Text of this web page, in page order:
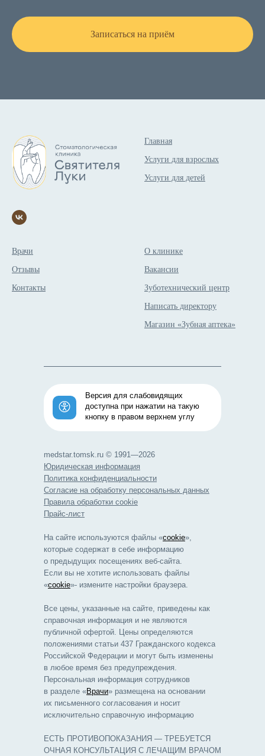
Записаться на приём
Главная
Услуги для взрослых
Услуги для детей
Врачи
Отзывы
Контакты
О клинике
Вакансии
Зуботехнический центр
Написать директору
Магазин «Зубная аптека»
medstar.tomsk.ru © 1991—2026
Юридическая информация
Политика конфиденциальности
Согласие на обработку персональных данных
Правила обработки cookie
Прайс-лист
На сайте используются файлы «cookie»,
которые содержат в себе информацию
о предыдущих посещениях веб-сайта.
Если вы не хотите использовать файлы
«cookie»- измените настройки браузера.
Все цены, указанные на сайте, приведены как
справочная информация и не являются
публичной офертой. Цены определяются
положениями статьи 437 Гражданского кодекса
Российской Федерации и могут быть изменены
в любое время без предупреждения.
Персональная информация сотрудников
в разделе «Врачи» размещена на основании
их письменного согласования и носит
исключительно справочную информацию
ЕСТЬ ПРОТИВОПОКАЗАНИЯ — ТРЕБУЕТСЯ
ОЧНАЯ КОНСУЛЬТАЦИЯ С ЛЕЧАЩИМ ВРАЧОМ
Версия для слабовидящих
доступна при нажатии на такую
кнопку в правом верхнем углу